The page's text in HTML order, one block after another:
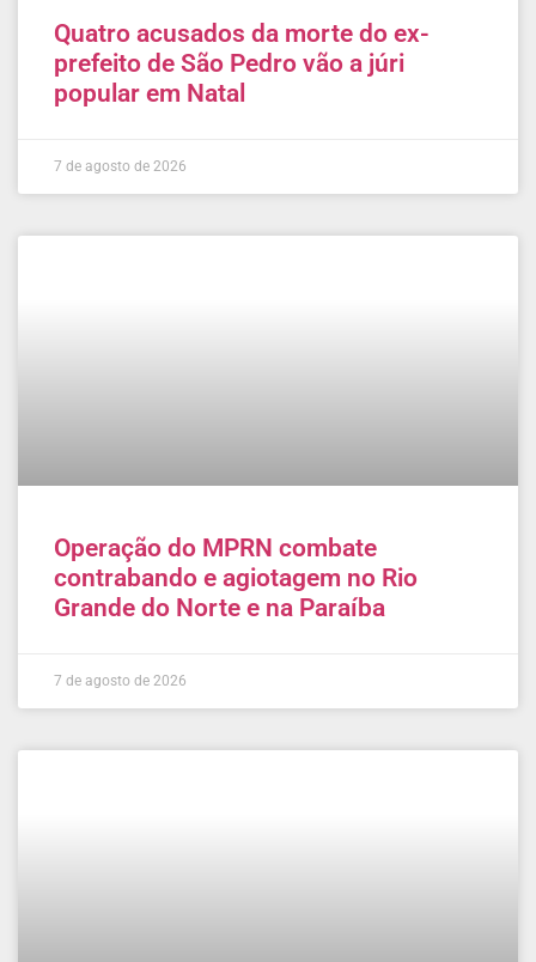
Quatro acusados da morte do ex-
prefeito de São Pedro vão a júri
popular em Natal
7 de agosto de 2026
Operação do MPRN combate
contrabando e agiotagem no Rio
Grande do Norte e na Paraíba
7 de agosto de 2026